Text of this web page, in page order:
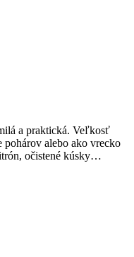
a praktická. Veľkosť
alebo ako vrecko
očistené kúsky…